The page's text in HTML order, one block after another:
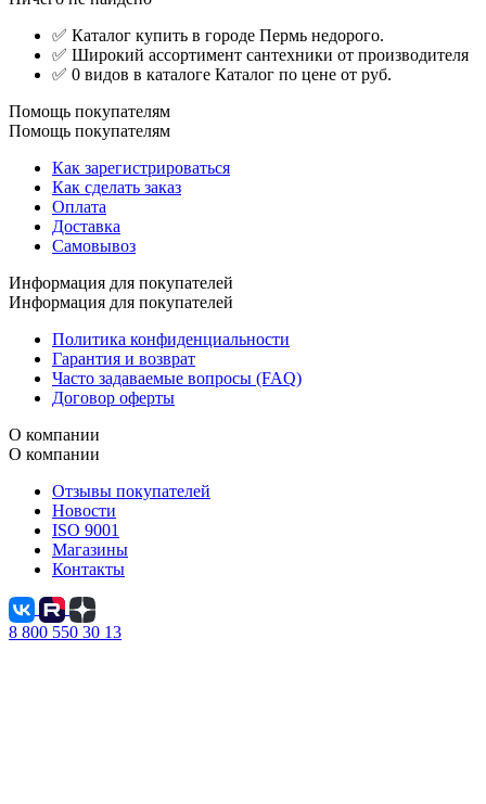
✅ Каталог купить в городе Пермь недорого.
✅ Широкий ассортимент сантехники от производителя
✅ 0 видов в каталоге Каталог по цене от руб.
Помощь покупателям
Помощь покупателям
Как зарегистрироваться
Как сделать заказ
Оплата
Доставка
Самовывоз
Информация для покупателей
Информация для покупателей
Политика конфиденциальности
Гарантия и возврат
Часто задаваемые вопросы (FAQ)
Договор оферты
О компании
О компании
Отзывы покупателей
Новости
ISO 9001
Магазины
Контакты
8 800 550 30 13